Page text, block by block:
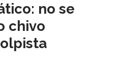
no se
chivo